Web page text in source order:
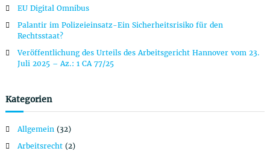
n
a
i
g
:
EU Digital Omnibus
Palantir im Polizeieinsatz-Ein Sicherheitsrisiko für den
Rechtsstaat?
Veröffentlichung des Urteils des Arbeitsgericht Hannover vom 23.
Juli 2025 – Az.: 1 CA 77/25
Kategorien
Allgemein (32)
Arbeitsrecht(2)